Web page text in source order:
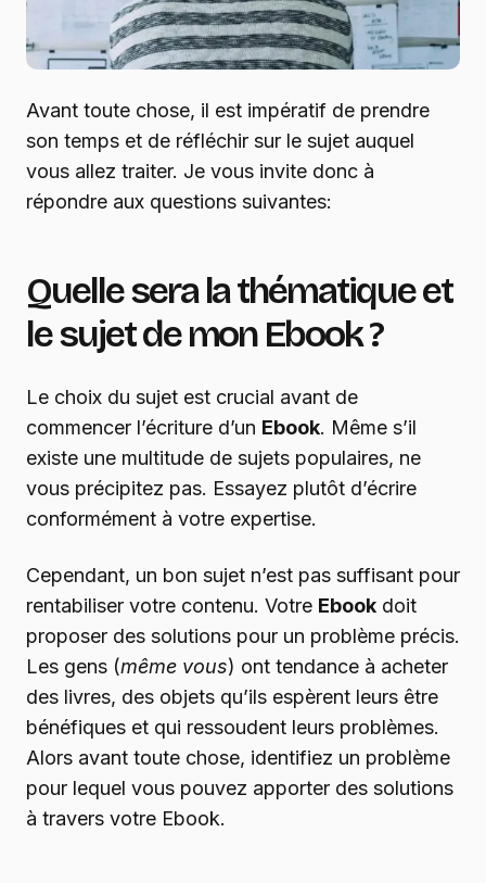
Avant toute chose, il est impératif de prendre
son temps et de réfléchir sur le sujet auquel
vous allez traiter. Je vous invite donc à
répondre aux questions suivantes:
Quelle sera la thématique et
le sujet de mon Ebook ?
Le choix du sujet est crucial avant de
commencer l’écriture d’un Ebook. Même s’il
existe une multitude de sujets populaires, ne
vous précipitez pas. Essayez plutôt d’écrire
conformément à votre expertise.
Cependant, un bon sujet n’est pas suffisant pour
rentabiliser votre contenu. Votre Ebook doit
proposer des solutions pour un problème précis.
Les gens (même vous) ont tendance à acheter
des livres, des objets qu’ils espèrent leurs être
bénéfiques et qui ressoudent leurs problèmes.
Alors avant toute chose, identifiez un problème
pour lequel vous pouvez apporter des solutions
à travers votre Ebook.